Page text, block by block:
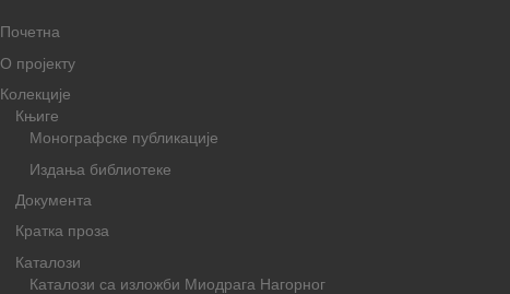
Почетна
О пројекту
Колекције
Књиге
Монографске публикације
Издања библиотеке
Документа
Кратка проза
Каталози
Каталози са изложби Миодрага Нагорног